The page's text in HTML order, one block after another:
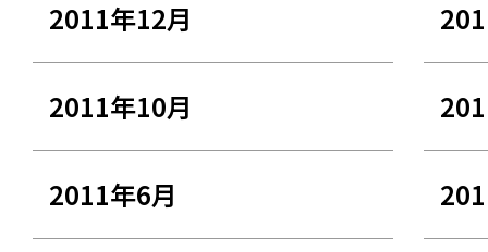
2011年12月
2011年10月
2011年6月